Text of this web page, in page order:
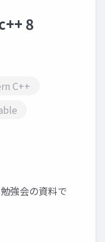
8
C++
強会の資料で